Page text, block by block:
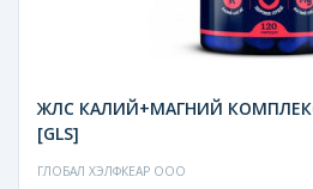
ЖЛС КАЛИЙ+МАГНИЙ
[GLS]
ГЛОБАЛ ХЭЛФКЕАР ООО